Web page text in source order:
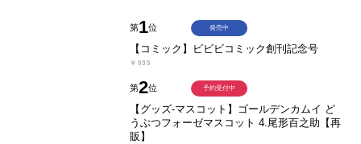
第1位
【コミック】ビビビコミック創刊記念号
￥935
発売中
第2位
【グッズ-マスコット】ゴールデンカムイ ど
うぶつフォーゼマスコット 4.尾形百之助【再
販】
予約受付中